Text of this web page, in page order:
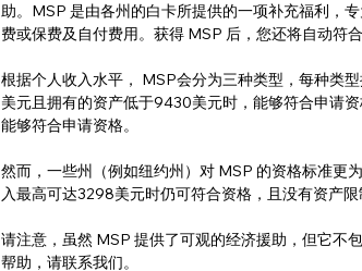
助。MSP 是由各州的白卡所提供的一项补充福利，
费或保费及自付费用。获得 MSP 后，您还将自动符
根据个人收入水平， MSP会分为三种类型，每种类
美元且拥有的资产低于9430美元时，能够符合申请
能够符合申请资格。
然而，一些州（例如纽约州）对 MSP 的资格标准更
入最高可达3298美元时仍可符合资格，且没有资产限
请注意，虽然 MSP 提供了可观的经济援助，但它不
帮助，请联系我们。